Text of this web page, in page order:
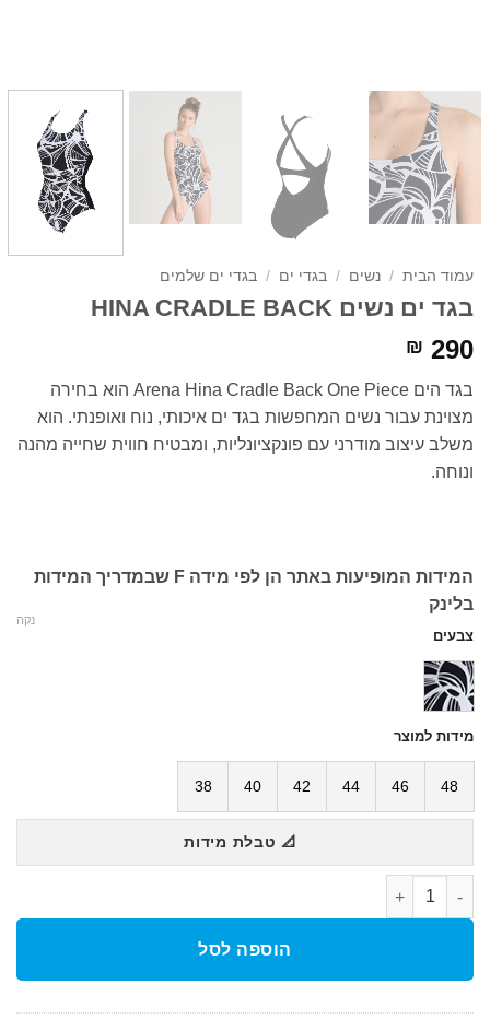
עמוד הבית / נשים / בגדי ים / בגדי ים שלמים
בגד ים נשים HINA CRADLE BACK
₪ 290
בגד הים Arena Hina Cradle Back One Piece הוא בחירה
מצוינת עבור נשים המחפשות בגד ים איכותי, נוח ואופנתי. הוא
משלב עיצוב מודרני עם פונקציונליות, ומבטיח חווית שחייה מהנה
ונוחה.
המידות המופיעות באתר הן לפי מידה F שבמדריך המידות
בלינק
צבעים
מידות למוצר
48
46
44
42
40
38
נקה
📐 טבלת מידות
כמות של בגד ים נשים HINA CRADLE BACK
הוספה לסל